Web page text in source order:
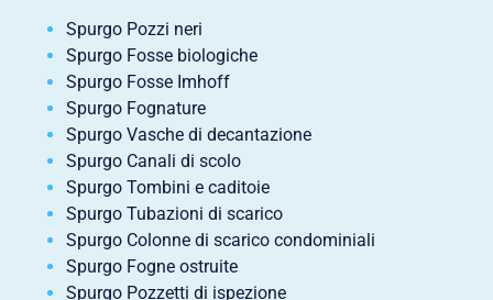
Spurgo Pozzi neri
Spurgo Fosse biologiche
Spurgo Fosse Imhoff
Spurgo Fognature
Spurgo Vasche di decantazione
Spurgo Canali di scolo
Spurgo Tombini e caditoie
Spurgo Tubazioni di scarico
Spurgo Colonne di scarico condominiali
Spurgo Fogne ostruite
Spurgo Pozzetti di ispezione